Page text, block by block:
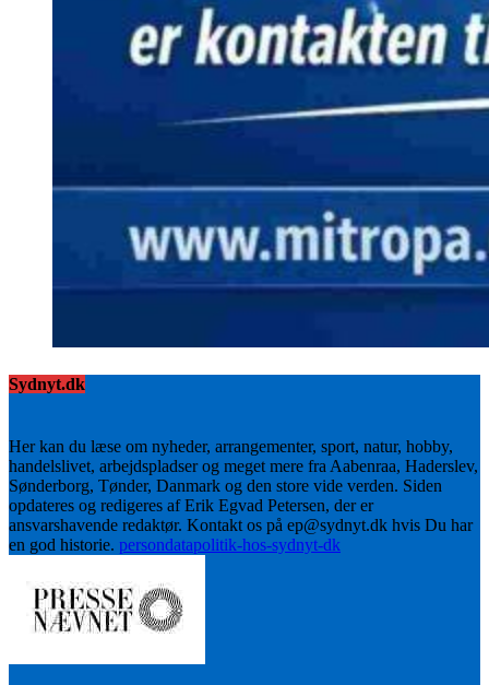
Sydnyt.dk
Her kan du læse om nyheder, arrangementer, sport, natur, hobby,
handelslivet, arbejdspladser og meget mere fra Aabenraa, Haderslev,
Sønderborg, Tønder, Danmark og den store vide verden. Siden
opdateres og redigeres af Erik Egvad Petersen, der er
ansvarshavende redaktør. Kontakt os på ep@sydnyt.dk hvis Du har
en god historie. persondatapolitik-hos-sydnyt-dk